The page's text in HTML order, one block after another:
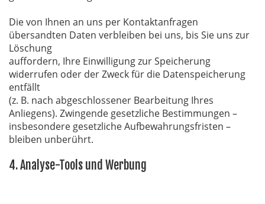
Die von Ihnen an uns per Kontaktanfragen
übersandten Daten verbleiben bei uns, bis Sie uns zur
Löschung
auffordern, Ihre Einwilligung zur Speicherung
widerrufen oder der Zweck für die Datenspeicherung
entfällt
(z. B. nach abgeschlossener Bearbeitung Ihres
Anliegens). Zwingende gesetzliche Bestimmungen –
insbesondere gesetzliche Aufbewahrungsfristen –
bleiben unberührt.
4. Analyse-Tools und Werbung